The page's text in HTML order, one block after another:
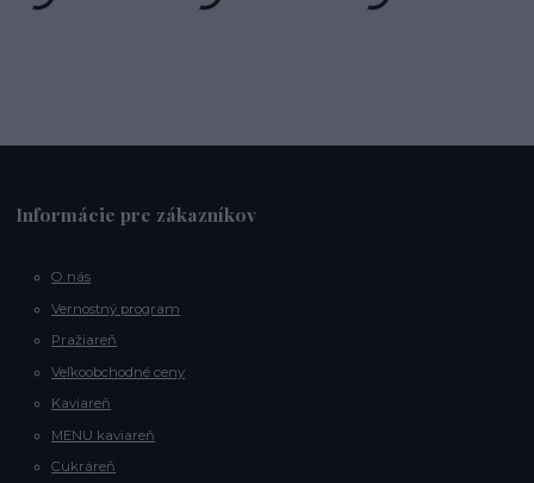
Informácie pre zákazníkov
O nás
Vernostný program
Pražiareň
Veľkoobchodné ceny
Kaviareň
MENU kaviareň
Cukráreň